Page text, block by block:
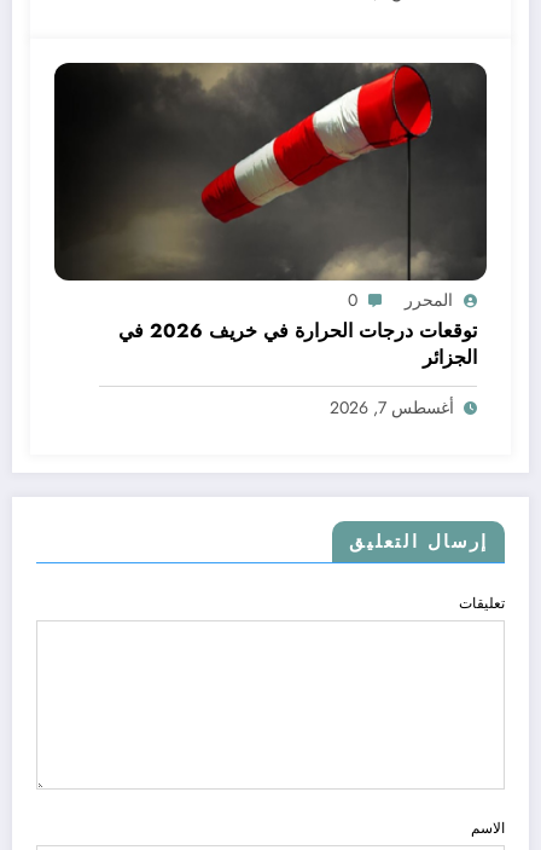
المحرر 0
توقعات درجات الحرارة في خريف 2026 في
الجزائر
أغسطس 7, 2026
إرسال التعليق
تعليقات
الاسم